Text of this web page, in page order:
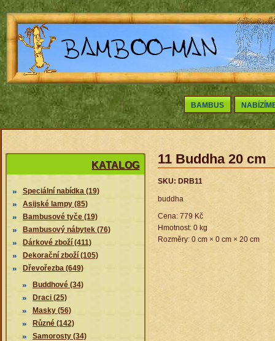
BAMBUS
KATALOG
Speciální nabídka (19)
Asijské lampy (85)
Bambusové tyče (19)
Bambusový nábytek (76)
Dárkové zboží (411)
Dekorační zboží (105)
Dřevořezba (649)
Buddhové (34)
Draci (25)
Masky (56)
Různé (142)
Samorosty (34)
11 Buddha 20 cm
SKU: DRB11
buddha
Cena: 779 Kč
Hmotnost: 0 kg
Rozměry: 0 cm × 0 cm × 20 cm